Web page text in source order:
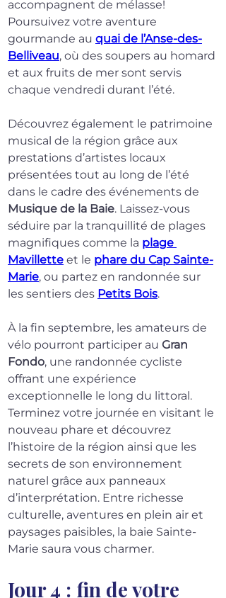
accompagnent de mélasse!
Poursuivez votre aventure
gourmande au quai de l’Anse-des-
Belliveau, où des soupers au homard
et aux fruits de mer sont servis
chaque vendredi durant l’été.
Découvrez également le patrimoine
musical de la région grâce aux
prestations d’artistes locaux
présentées tout au long de l’été
dans le cadre des événements de
Musique de la Baie. Laissez-vous
séduire par la tranquillité de plages
magnifiques comme la plage
Mavillette et le phare du Cap Sainte-
Marie, ou partez en randonnée sur
les sentiers des Petits Bois.
À la fin septembre, les amateurs de
vélo pourront participer au Gran
Fondo, une randonnée cycliste
offrant une expérience
exceptionnelle le long du littoral.
Terminez votre journée en visitant le
nouveau phare et découvrez
l’histoire de la région ainsi que les
secrets de son environnement
naturel grâce aux panneaux
d’interprétation. Entre richesse
culturelle, aventures en plein air et
paysages paisibles, la baie Sainte-
Marie saura vous charmer.
Jour 4 : fin de votre